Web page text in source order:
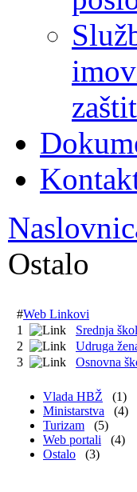
Ostalo
#Web Linkovi
1
Srednja
2
Udruga
3
Osnovna
Vlada HBŽ
(1)
Ministarstva
(4)
Turizam
(5)
Web portali
(4)
Ostalo
(3)